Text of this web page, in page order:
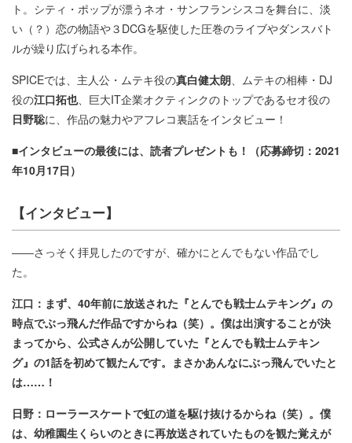
ト。シティ・ポップが漂うネオ・サンフランシスコを舞台に、淡
い（？）恋の物語や３DCGを駆使した圧巻のライブやダンスバト
ルが繰り広げられる本作。
SPICEでは、主人公・ムテキ役の真白健太朗、ムテキの相棒・DJ
役の江口拓也、巨大IT企業オクティンクのトップであるセオ役の
日野聡に、作品の魅力やアフレコ裏話をインタビュー！
■インタビューの最後には、読者プレゼントも！（応募締切：2021
年10月17日）
【インタビュー】
――さっそく拝見したのですが、確かにとんでもない作品でし
た。
江口：まず、40年前に放送された『とんでも戦士ムテキング』の
時点でぶっ飛んだ作品ですからね（笑）。僕は出演することが決
まってから、公式さんが公開していた『とんでも戦士ムテキン
グ』の1話を初めて観たんです。まさかあんなにぶっ飛んでいたと
は……！
日野：ローラースケートで虹の道を駆け抜けるからね（笑）。僕
は、幼稚園生くらいのときに再放送されていたものを観た覚えが